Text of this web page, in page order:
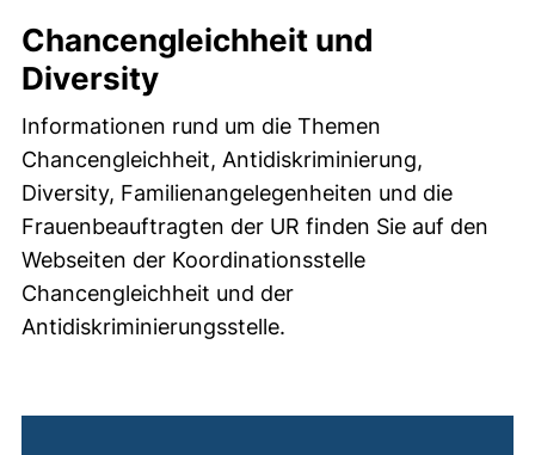
Chancengleichheit und
Chancengleichheit und
Diversity
Informationen rund um die Themen
Chancengleichheit, Antidiskriminierung,
Diversity, Familienangelegenheiten und die
Frauenbeauftragten der UR finden Sie auf den
Webseiten der Koordinationsstelle
Chancengleichheit und der
Antidiskriminierungsstelle.